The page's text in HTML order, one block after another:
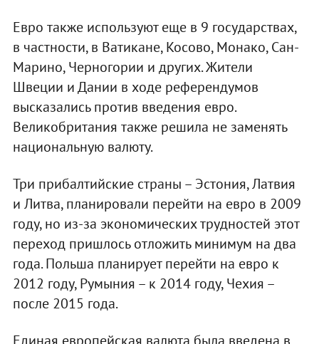
Евро также используют еще в 9 государствах,
в частности, в Ватикане, Косово, Монако, Сан-
Марино, Черногории и других. Жители
Швеции и Дании в ходе референдумов
высказались против введения евро.
Великобритания также решила не заменять
национальную валюту.
Три прибалтийские страны – Эстония, Латвия
и Литва, планировали перейти на евро в 2009
году, но из-за экономических трудностей этот
переход пришлось отложить минимум на два
года. Польша планирует перейти на евро к
2012 году, Румыния – к 2014 году, Чехия –
после 2015 года.
Единая европейская валюта была введена в